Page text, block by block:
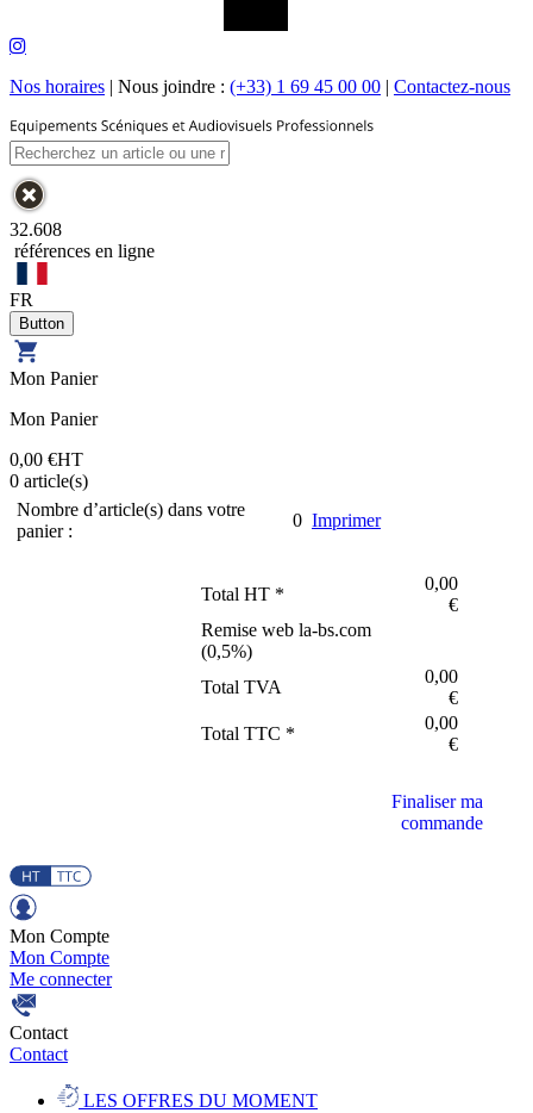
Nos horaires | Nous joindre : (+33) 1 69 45 00 00 | Contactez-nous
32.608
références en ligne
FR
Mon Panier
Mon Panier
0,00 €HT
0 article(s)
Nombre d’article(s) dans votre
panier :
0 Imprimer
Total HT *
0,00
€
Remise web la-bs.com
(0,5%)
Total TVA
0,00
€
Total TTC *
0,00
€
Finaliser ma
commande
Mon Compte
Mon Compte
Me connecter
Contact
Contact
LES OFFRES DU MOMENT